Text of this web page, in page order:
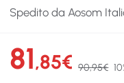
Spedito da Aosom
81,85€ 90,95€